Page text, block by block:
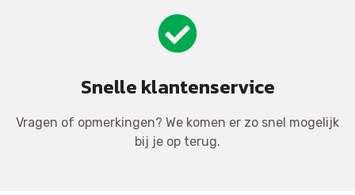
Snelle klantenservice
Vragen of opmerkingen? We komen er zo snel mogelijk
bij je op terug.